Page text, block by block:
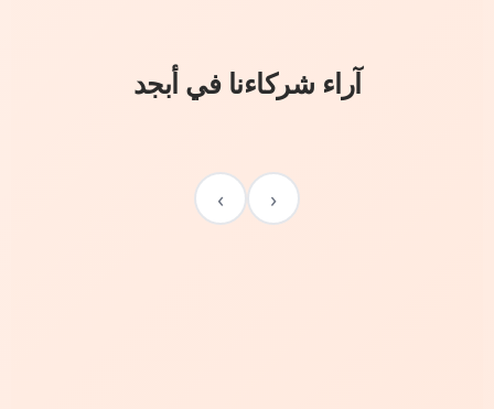
آراء شركاءنا في أبجد
‹
›